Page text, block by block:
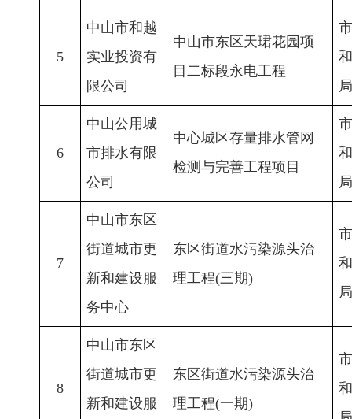
5
中山市和越
实业投资有
限公司
中山市东区天珺花园项
目二标段永电工程
局
6
中山公用城
市排水有限
公司
中心城区存量排水管网
检测与完善工程项目
局
7
中山市东区
街道城市更
新和建设服
务中心
东区街道水污染源头治
理工程(三期)
局
8
中山市东区
街道城市更
新和建设服
东区街道水污染源头治
理工程(一期)